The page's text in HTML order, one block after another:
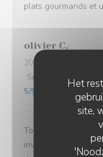
Het
site,
plats gourmands et
olivier C
2026-07-09
Service
/5
5/5
Toujours un plaisir
inventive et